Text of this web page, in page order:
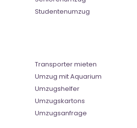
Studentenumzug
Transporter mieten
Umzug mit Aquarium
Umzugshelfer
Umzugskartons
Umzugsanfrage